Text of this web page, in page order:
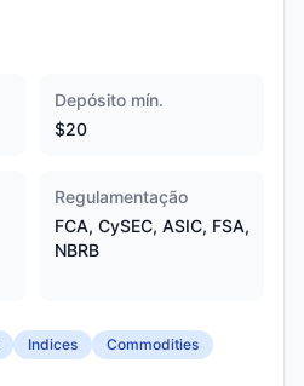
Depósito mín.
$20
Regulamentação
FCA, CySEC, ASIC, FSA,
NBRB
Indices
Commodities